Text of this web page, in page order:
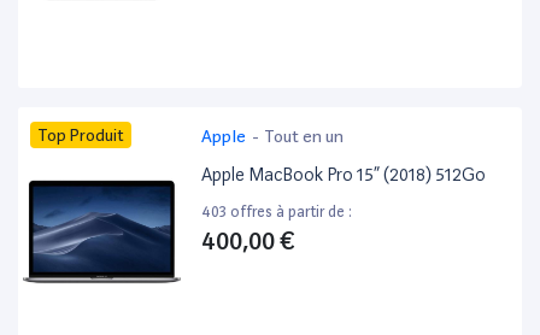
Top Produit Apple - Tout en un
Apple MacBook Pro 15” (2018) 512Go
403 offres à partir de :
400,00 €